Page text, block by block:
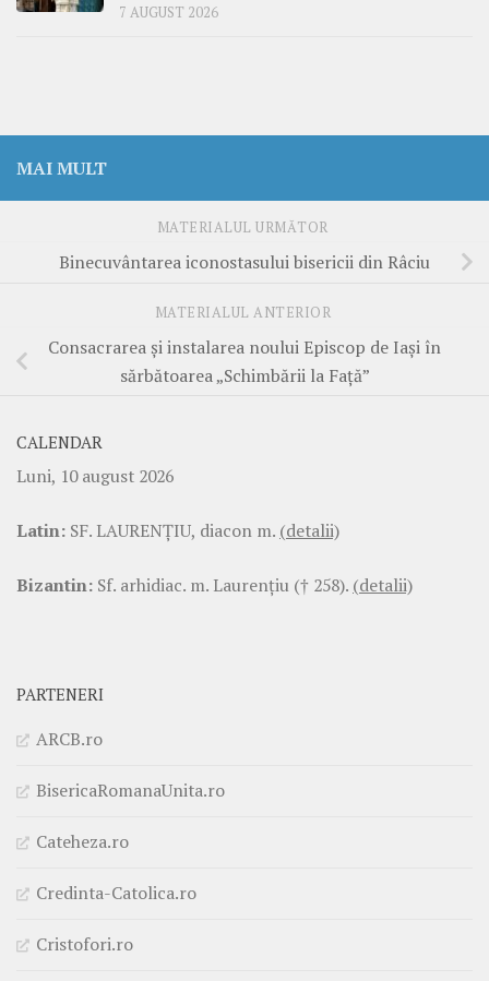
7 AUGUST 2026
MAI MULT
MATERIALUL URMĂTOR
Binecuvântarea iconostasului bisericii din Râciu
MATERIALUL ANTERIOR
Consacrarea și instalarea noului Episcop de Iași în
sărbătoarea „Schimbării la Față”
CALENDAR
Luni, 10 august 2026
Latin: SF. LAURENŢIU, diacon m. (detalii)
Bizantin: Sf. arhidiac. m. Laurenţiu († 258). (detalii)
PARTENERI
ARCB.ro
BisericaRomanaUnita.ro
Cateheza.ro
Credinta-Catolica.ro
Cristofori.ro